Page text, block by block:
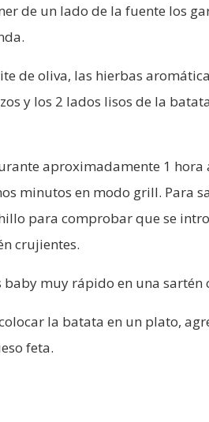
de un lado de la fuente los
de oliva, las hierbas
y los 2 lados lisos de la
aproximadamente 1 hora
minutos en modo grill. Para
para comprobar que se
crujientes.
muy rápido en una sartén
la batata en un plato,
feta.